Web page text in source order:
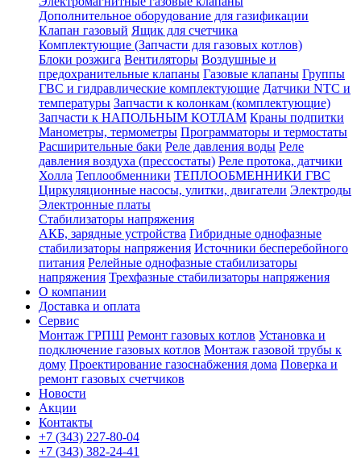
Дополнительное оборудование для газификации
Клапан газовый Ящик для счетчика
Комплектующие (Запчасти для газовых котлов)
Блоки розжига Вентиляторы Воздушные и
предохранительные клапаны Газовые клапаны Группы
ГВС и гидравлические комплектующие Датчики NTC и
температуры Запчасти к колонкам (комплектующие)
Запчасти к НАПОЛЬНЫМ КОТЛАМ Краны подпитки
Манометры, термометры Программаторы и термостаты
Расширительные баки Реле давления воды Реле
давления воздуха (прессостаты) Реле протока, датчики
Холла Теплообменники ТЕПЛООБМЕННИКИ ГВС
Циркуляционные насосы, улитки, двигатели Электроды
Электронные платы
Стабилизаторы напряжения
АКБ, зарядные устройства Гибридные однофазные
стабилизаторы напряжения Источники бесперебойного
питания Релейные однофазные стабилизаторы
напряжения Трехфазные стабилизаторы напряжения
О компании
Доставка и оплата
Сервис
Монтаж ГРПШ Ремонт газовых котлов Установка и
подключение газовых котлов Монтаж газовой трубы к
дому Проектирование газоснабжения дома Поверка и
ремонт газовых счетчиков
Новости
Акции
Контакты
+7 (343) 227-80-04
+7 (343) 382-24-41